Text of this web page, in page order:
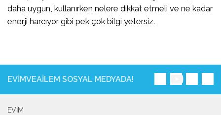
daha uygun, kullanırken nelere dikkat etmeli ve ne kadar
enerji harcıyor gibi pek çok bilgi yetersiz.
EVIMVEAILEM SOSYAL MEDYADA!
EVIM